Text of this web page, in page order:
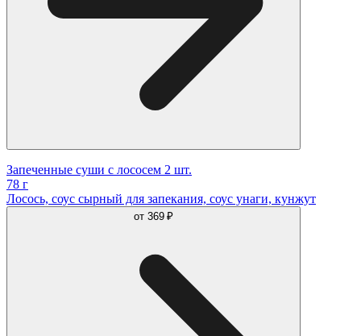
Запеченные суши с лососем 2 шт.
78 г
Лосось, соус сырный для запекания, соус унаги, кунжут
от 369 ₽